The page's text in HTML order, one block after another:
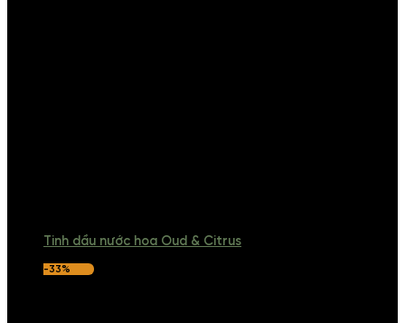
Tinh dầu nước hoa Oud & Citrus
-33%